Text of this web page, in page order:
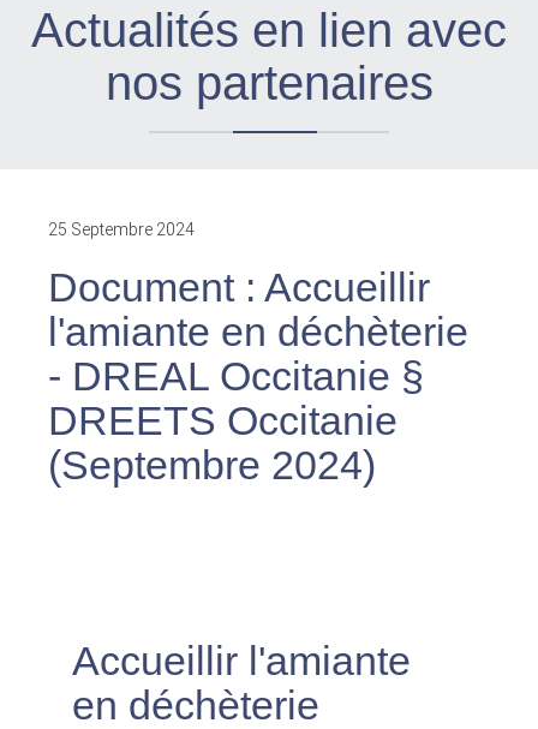
Actualités en lien avec
nos partenaires
25 Septembre 2024
Document : Accueillir
l'amiante en déchèterie
- DREAL Occitanie §
DREETS Occitanie
(Septembre 2024)
Accueillir l'amiante
en déchèterie